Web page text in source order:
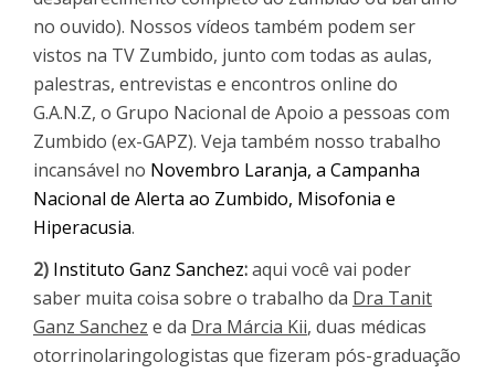
no ouvido). Nossos vídeos também podem ser
vistos na TV Zumbido, junto com todas as aulas,
palestras, entrevistas e encontros online do
G.A.N.Z, o Grupo Nacional de Apoio a pessoas com
Zumbido (ex-GAPZ). Veja também nosso trabalho
incansável no Novembro Laranja, a Campanha
Nacional de Alerta ao Zumbido, Misofonia e
Hiperacusia.
2) Instituto Ganz Sanchez:aqui você vai poder
saber muita coisa sobre o trabalho da Dra Tanit
Ganz Sanchez e da Dra Márcia Kii, duas médicas
otorrinolaringologistas que fizeram pós-graduação